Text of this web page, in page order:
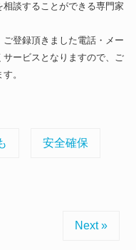
談することができる専門家
登録頂きました電話・メー
ービスとなりますので、ご
。
安全確保
Next »